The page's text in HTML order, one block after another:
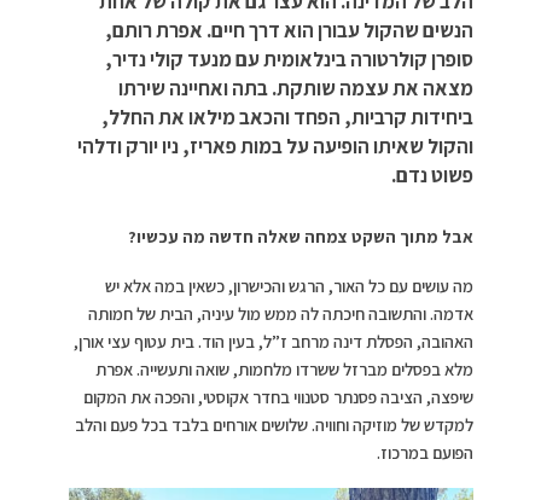
הנשים שהקול עבורן הוא דרך חיים. אפרת רותם,
סופרן קולרטורה בינלאומית עם מנעד קולי נדיר,
מצאה את עצמה שותקת. בתה ואחיינה שירתו
ביחידות קרביות, הפחד והכאב מילאו את החלל,
והקול שאיתו הופיעה על במות פאריז, ניו יורק ודלהי
פשוט נדם.
אבל מתוך השקט צמחה שאלה חדשה מה עכשיו?
מה עושים עם כל האור, הרגש והכישרון, כשאין במה אלא יש
אדמה. והתשובה חיכתה לה ממש מול עיניה, הבית של חמותה
האהובה, הפסלת דינה מרחב ז”ל, בעין הוד. בית עטוף עצי אורן,
מלא בפסלים מברזל ששרדו מלחמות, שואה ותעשייה. אפרת
שיפצה, הציבה פסנתר סטנווי בחדר אקוסטי, והפכה את המקום
למקדש של מוזיקה וחוויה. שלושים אורחים בלבד בכל פעם והלב
הפועם במרכוז.